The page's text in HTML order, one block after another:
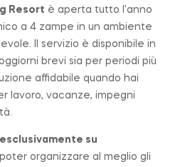
Resort è aperta tutto l’anno
a 4 zampe in un ambiente
Il servizio è disponibile in
brevi sia per periodi più
affidabile quando hai
lavoro, vacanze, impegni
esclusivamente su
organizzare al meglio gli